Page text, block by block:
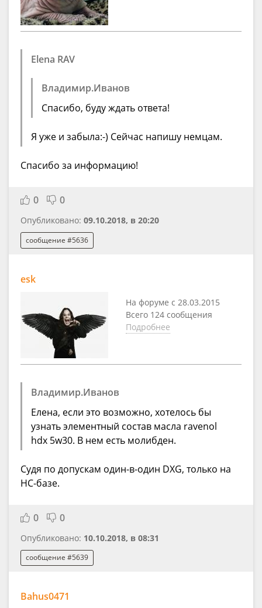
Elena RAV
Владимир.Иванов
Спасибо, буду ждать ответа!
Я уже и забыла:-) Сейчас напишу немцам.
Спасибо за информацию!
0 0
Опубликовано: 09.10.2018, в 20:20
сообщение #5636
esk
На форуме с 28.03.2015
Всего 124 сообщения
Подробнее
Владимир.Иванов
Елена, если это возможно, хотелось бы
узнать элементный состав масла ravenol
hdx 5w30. В нем есть молибден.
Судя по допускам один-в-один DXG, только на
HC-базе.
0 0
Опубликовано: 10.10.2018, в 08:31
сообщение #5639
Bahus0471